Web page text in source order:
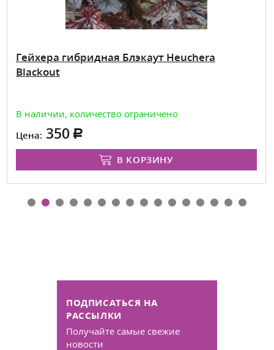
Гейхера гибридная Блэкаут Heuchera
Blackout
В наличии, количество ограничено
Цена: 350
В КОРЗИНУ
ПОДПИСАТЬСЯ НА
РАССЫЛКИ
Получайте самые свежие
новости